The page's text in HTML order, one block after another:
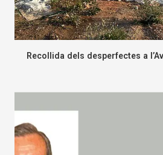
Recollida dels desperfectes a